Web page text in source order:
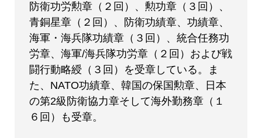
防衛功労勲章（２回）、勲功章（３回）、
青銅星章（２回）、防衛功績章、功績章、
海軍・海兵隊功績章（３回）、統合任務功
労章、海軍/海兵隊功労章（２回）および戦
闘行動略綬（３回）を受章している。ま
た、NATO功績章、韓国の保国勲章、日本
の第2級防衛協力章そして海外勤務章（１
６回）も受章。